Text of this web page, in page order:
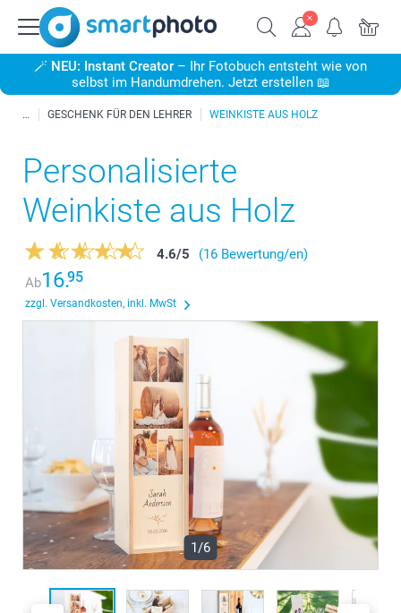
🪄 NEU: Instant Creator – Ihr Fotobuch entsteht wie von
selbst im Handumdrehen. Jetzt erstellen 📖
GESCHENK FÜR DEN LEHRER WEINKISTE AUS HOLZ
Personalisierte
Weinkiste aus Holz
4.6/5
(16 Bewertung/en)
Ab16.95
zzgl. Versandkosten, inkl. MwSt
1/6